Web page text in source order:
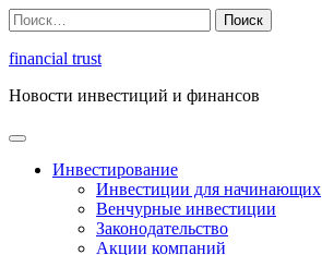
Перейти
к
содержимому
Найти:
financial trust
Новости инвестиций и финансов
Инвестирование
Инвестиции для начинающих
Венчурные инвестиции
Законодательство
Акции компаний